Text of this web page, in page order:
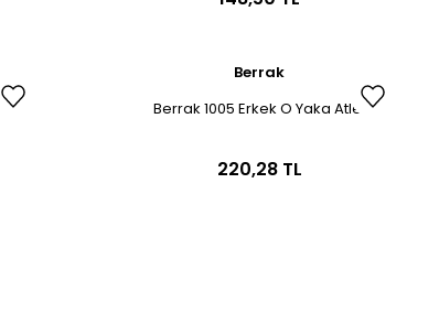
Berrak
Berrak 1005 Erkek O Yaka Atlet
220,28 TL